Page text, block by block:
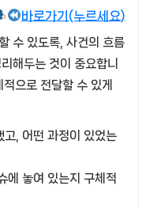
바로가기(누르세요)
수 있도록, 사건의 흐름
해두는 것이 중요합니
으로 전달할 수 있게
고, 어떤 과정이 있었는
에 놓여 있는지 구체적